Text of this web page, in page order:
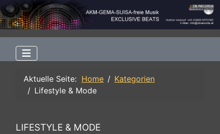
Aktuelle Seite: Home
Kategorien
Lifestyle & Mode
LIFESTYLE & MODE